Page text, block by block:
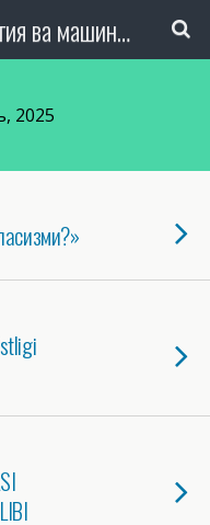
Ўзбекистон металлургия ва машинасозлик саноати тармоқлари ходимлари касаба уюшмаси Республика Кенгаши
2025